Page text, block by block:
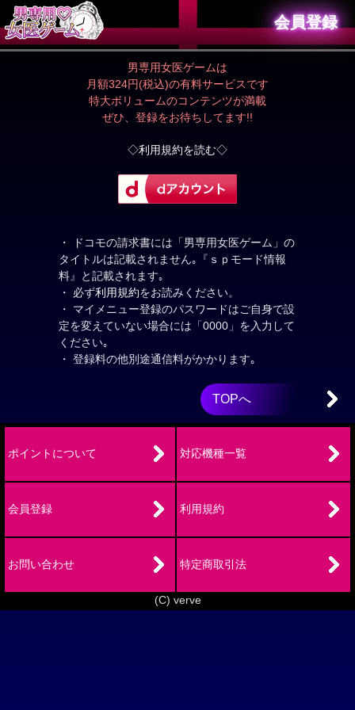
会員登録
男専用女医ゲームは
月額324円(税込)の有料サービスです
特大ボリュームのコンテンツが満載
ぜひ、登録をお待ちしてます!!
◇利用規約を読む◇
・ ドコモの請求書には「男専用女医ゲーム」の
タイトルは記載されません｡『ｓｐモード情報
料』と記載されます｡
・ 必ず利用規約をお読みください。
・ マイメニュー登録のパスワードはご自身で設
定を変えていない場合には「0000」を入力して
ください｡
・ 登録料の他別途通信料がかかります｡
TOPへ
ポイントについて 対応機種一覧
会員登録 利用規約
お問い合わせ 特定商取引法
(C) verve